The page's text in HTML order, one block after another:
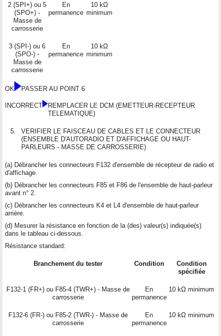
2 (SPI+) ou 5
(SPO+) -
Masse de
carrosserie
En
permanence
10 kΩ
minimum
3 (SPI-) ou 6
(SPO-) -
Masse de
carrosserie
En
permanence
10 kΩ
minimum
OK PASSER AU POINT 6
INCORRECT
REMPLACER LE DCM (EMETTEUR-RECEPTEUR
TELEMATIQUE)
5.
VERIFIER LE FAISCEAU DE CABLES ET LE CONNECTEUR
(ENSEMBLE D'AUTORADIO ET D'AFFICHAGE OU HAUT-
PARLEURS - MASSE DE CARROSSERIE)
(a) Débrancher les connecteurs F132 d'ensemble de récepteur de radio et
d'affichage.
(b) Débrancher les connecteurs F85 et F86 de l'ensemble de haut-parleur
avant n° 2.
(c) Débrancher les connecteurs K4 et L4 d'ensemble de haut-parleur
arrière.
(d) Mesurer la résistance en fonction de la (des) valeur(s) indiquée(s)
dans le tableau ci-dessous.
Résistance standard:
Branchement du tester Condition
Condition
spécifiée
F132-1 (FR+) ou F85-4 (TWR+) - Masse de
carrosserie
En
permanence
10 kΩ minimum
F132-6 (FR-) ou F85-2 (TWR-) - Masse de
carrosserie
En
permanence
10 kΩ minimum